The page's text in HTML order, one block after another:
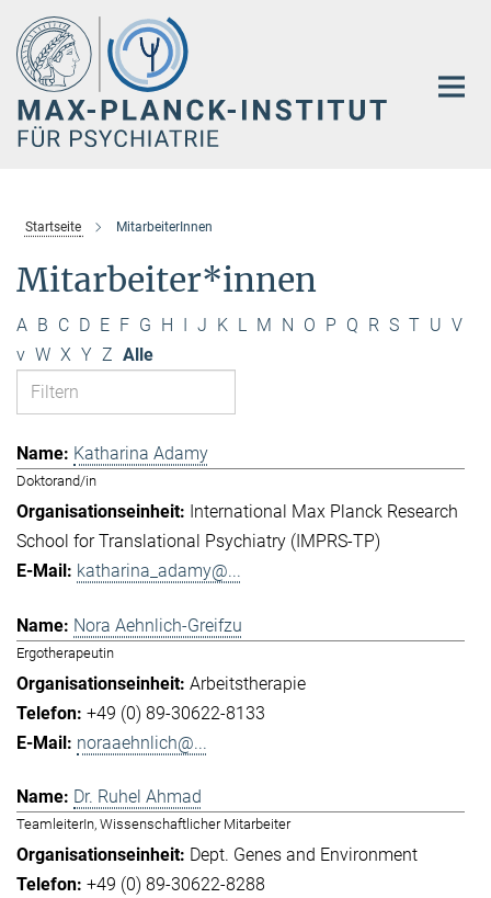
Hauptinhalt
Startseite MitarbeiterInnen
Mitarbeiter*innen
A B C D E F G H I J K L M N O P Q R S T U V
v W X Y Z Alle
Katharina Adamy
Doktorand/in
International Max Planck Research
School for Translational Psychiatry (IMPRS-TP)
katharina_adamy@...
Nora Aehnlich-Greifzu
Ergotherapeutin
Arbeitstherapie
+49 (0) 89-30622-8133
noraaehnlich@...
Dr. Ruhel Ahmad
TeamleiterIn, Wissenschaftlicher Mitarbeiter
Dept. Genes and Environment
+49 (0) 89-30622-8288